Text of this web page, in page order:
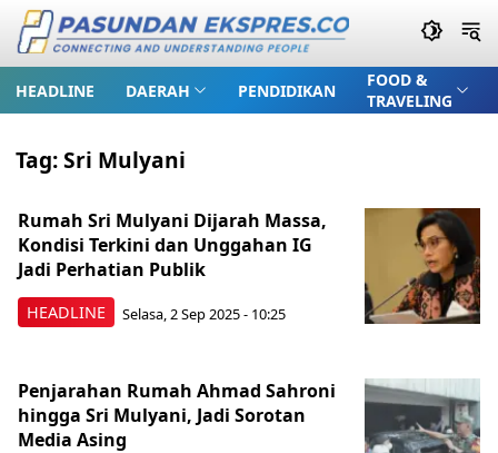
HEADLINE DAERAH PENDIDIKAN
FOOD &
TRAVELING
Tag:Sri Mulyani
HEADLINE
Rumah Sri Mulyani Dijarah Massa,
Kondisi Terkini dan Unggahan IG
Jadi Perhatian Publik
Selasa, 2 Sep 2025 - 10:25
Penjarahan Rumah Ahmad Sahroni
hingga Sri Mulyani, Jadi Sorotan
Media Asing